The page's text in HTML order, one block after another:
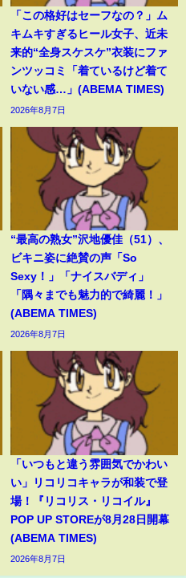
「この格好はセーフなの？」ム
キムキすぎるヒール女子、近未
来的“全身スケスケ”衣装にファ
ンツッコミ「着ているけど着て
いない感…」(ABEMA TIMES)
2026年8月7日
“最高の熟女”沢地優佳（51）、
ビキニ姿に絶賛の声「So
Sexy！」「ナイスバディ」
「隅々までも魅力的で綺麗！」
(ABEMA TIMES)
2026年8月7日
「いつもと違う雰囲気でかわい
い」リコリコキャラが和装で登
場！『リコリス・リコイル』
POP UP STOREが8月28日開幕
(ABEMA TIMES)
2026年8月7日